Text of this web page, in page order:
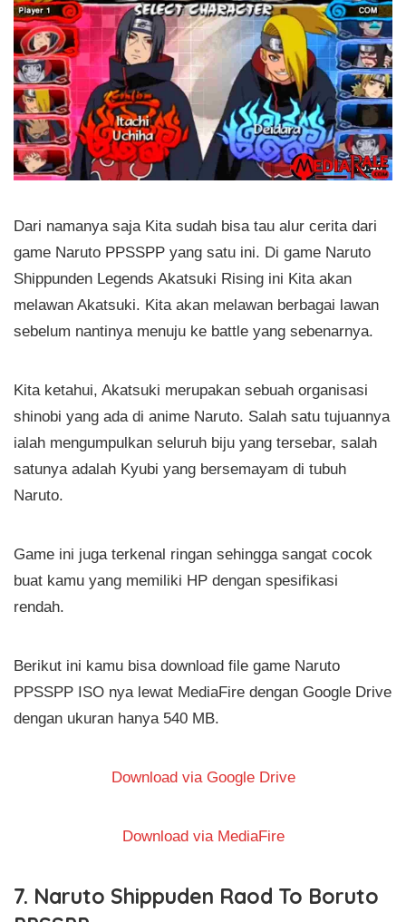
Dari namanya saja Kita sudah bisa tau alur cerita dari
game Naruto PPSSPP yang satu ini. Di game Naruto
Shippunden Legends Akatsuki Rising ini Kita akan
melawan Akatsuki. Kita akan melawan berbagai lawan
sebelum nantinya menuju ke battle yang sebenarnya.
Kita ketahui, Akatsuki merupakan sebuah organisasi
shinobi yang ada di anime Naruto. Salah satu tujuannya
ialah mengumpulkan seluruh biju yang tersebar, salah
satunya adalah Kyubi yang bersemayam di tubuh
Naruto.
Game ini juga terkenal ringan sehingga sangat cocok
buat kamu yang memiliki HP dengan spesifikasi
rendah.
Berikut ini kamu bisa download file game Naruto
PPSSPP ISO nya lewat MediaFire dengan Google Drive
dengan ukuran hanya 540 MB.
Download via Google Drive
Download via MediaFire
7. Naruto Shippuden Raod To Boruto